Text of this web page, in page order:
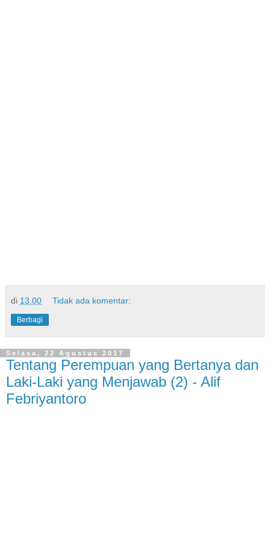
di 13.00 Tidak ada komentar:
Berbagi
Selasa, 22 Agustus 2017
Tentang Perempuan yang Bertanya dan
Laki-Laki yang Menjawab (2) - Alif
Febriyantoro